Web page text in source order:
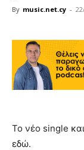
By music.net.cy -
Το νέο single
εδώ.